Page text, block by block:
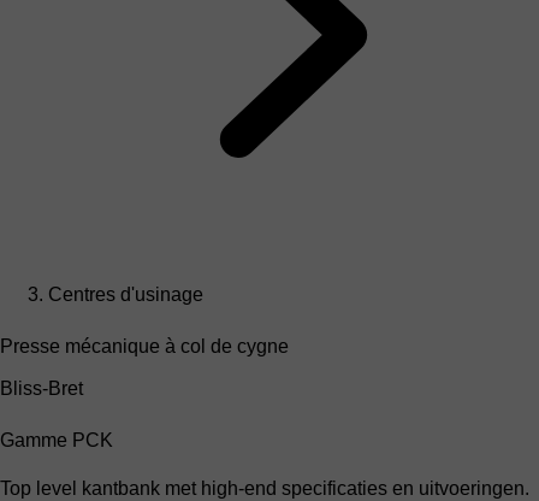
Centres d'usinage
Presse mécanique à col de cygne
Bliss-Bret
Gamme PCK
Top level kantbank met high-end specificaties en uitvoeringen.